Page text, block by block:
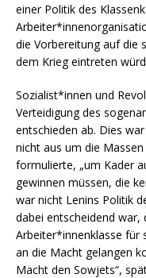
einer Politik des
die Vorbereitung auf die
dem Krieg eintreten
Sozialist*innen und
Verteidigung des
entschieden ab. Dies
nicht aus um die
formulierte, „um Kader
gewinnen müssen, die
war nicht Lenins Politik
dabei entscheidend war,
Arbeiter*innenklasse für
an die Macht gelangen
Macht den Sowjets“,